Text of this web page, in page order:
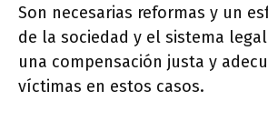
Son necesarias reformas y un
de la sociedad y el sistema
una compensación justa y
víctimas en estos casos.